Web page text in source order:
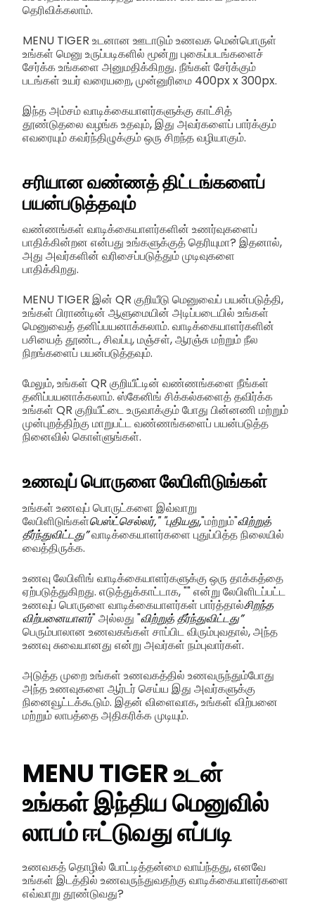
தெரிவிக்கலாம்.
MENU TIGER உடனான ஊடாடும் உணவக மென்பொருள்
உங்கள் மெனு உருப்படிகளில் மூன்று புகைப்படங்களைச்
சேர்க்க உங்களை அனுமதிக்கிறது. நீங்கள் சேர்க்கும்
படங்கள் உயர் வரையறை, முன்னுரிமை 400px x 300px.
இந்த அம்சம் வாடிக்கையாளர்களுக்கு காட்சித்
தூண்டுதலை வழங்க உதவும், இது அவர்களைப் பார்க்கும்
எவரையும் கவர்ந்திழுக்கும் ஒரு சிறந்த வழியாகும்.
சரியான வண்ணத் திட்டங்களைப்
பயன்படுத்தவும்
வண்ணங்கள் வாடிக்கையாளர்களின் உணர்வுகளைப்
பாதிக்கின்றன என்பது உங்களுக்குத் தெரியுமா? இதனால்,
அது அவர்களின் வரிசைப்படுத்தும் முடிவுகளை
பாதிக்கிறது.
MENU TIGER இன் QR குறியீடு மெனுவைப் பயன்படுத்தி,
உங்கள் பிராண்டின் ஆளுமையின் அடிப்படையில் உங்கள்
மெனுவைத் தனிப்பயனாக்கலாம். வாடிக்கையாளர்களின்
பசியைத் தூண்ட, சிவப்பு, மஞ்சள், ஆரஞ்சு மற்றும் நீல
நிறங்களைப் பயன்படுத்தவும்.
மேலும், உங்கள் QR குறியீட்டின் வண்ணங்களை நீங்கள்
தனிப்பயனாக்கலாம். ஸ்கேனிங் சிக்கல்களைத் தவிர்க்க
உங்கள் QR குறியீட்டை உருவாக்கும் போது பின்னணி மற்றும்
முன்புறத்திற்கு மாறுபட்ட வண்ணங்களைப் பயன்படுத்த
நினைவில் கொள்ளுங்கள்.
உணவுப் பொருளை லேபிளிடுங்கள்
உங்கள் உணவுப் பொருட்களை இவ்வாறு
லேபிளிடுங்கள்பெஸ்ட்செல்லர்," "புதியது,"மற்றும்"விற்றுத்
தீர்ந்துவிட்டது”வாடிக்கையாளர்களை புதுப்பித்த நிலையில்
வைத்திருக்க.
உணவு லேபிளிங் வாடிக்கையாளர்களுக்கு ஒரு தாக்கத்தை
ஏற்படுத்துகிறது. எடுத்துக்காட்டாக, "" என்று லேபிளிடப்பட்ட
உணவுப் பொருளை வாடிக்கையாளர்கள் பார்த்தால்சிறந்த
விற்பனையாளர்" அல்லது "விற்றுத் தீர்ந்துவிட்டது”
பெரும்பாலான உணவகங்கள் சாப்பிட விரும்புவதால், அந்த
உணவு சுவையானது என்று அவர்கள் நம்புவார்கள்.
அடுத்த முறை உங்கள் உணவகத்தில் உணவருந்தும்போது
அந்த உணவுகளை ஆர்டர் செய்ய இது அவர்களுக்கு
நினைவூட்டக்கூடும். இதன் விளைவாக, உங்கள் விற்பனை
மற்றும் லாபத்தை அதிகரிக்க முடியும்.
MENU TIGER உடன்
உங்கள் இந்திய மெனுவில்
லாபம் ஈட்டுவது எப்படி
உணவகத் தொழில் போட்டித்தன்மை வாய்ந்தது, எனவே
உங்கள் இடத்தில் உணவருந்துவதற்கு வாடிக்கையாளர்களை
எவ்வாறு தூண்டுவது?